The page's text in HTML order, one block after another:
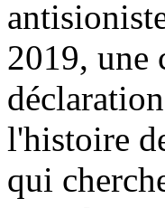
2019, une
l'histoire
qui